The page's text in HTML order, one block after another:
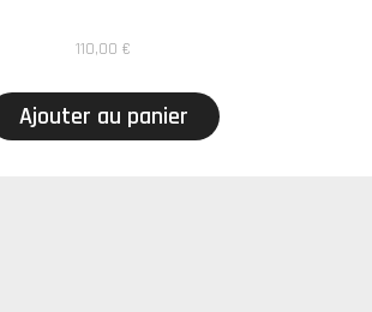
110,00 €
Ajouter au panier